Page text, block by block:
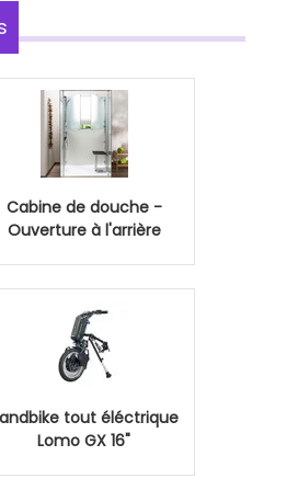
Cabine de douche -
Ouverture à l'arrière
tout éléctrique
Lomo GX 16"